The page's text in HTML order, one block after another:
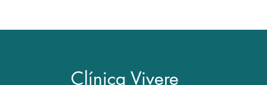
Clínica Vivere